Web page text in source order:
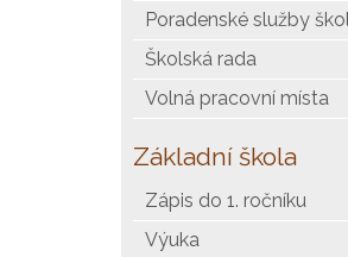
Poradenské služby
Školská rada
Volná pracovní místa
Základní škola
Zápis do 1. ročníku
Výuka